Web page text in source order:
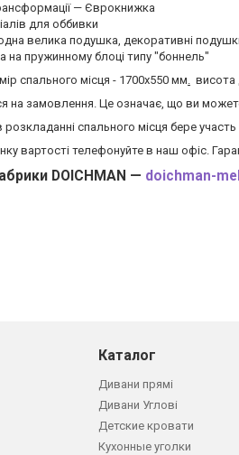
— Єврокнижка
для оббивки
велика подушка, декоративні
пружинному блоці типу "боннель"
спального місця - 1700х550 мм. висота
на замовлення. Це означає, що ви
спального місця бере
вартості телефонуйте в наш офіс.
DOICHMAN — doichman-
Каталог
Дивани прямі
Дивани Углові
Детские кровати
Кухонные уголки